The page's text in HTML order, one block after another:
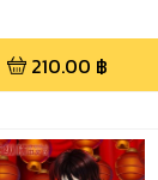
210.00 ฿